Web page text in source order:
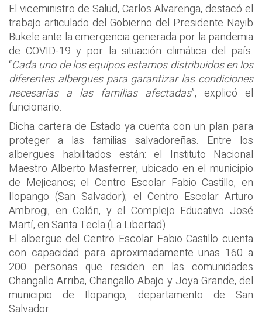
El viceministro de Salud, Carlos Alvarenga, destacó el
trabajo articulado del Gobierno del Presidente Nayib
Bukele ante la emergencia generada por la pandemia
de COVID-19 y por la situación climática del país.
“Cada uno de los equipos estamos distribuidos en los
diferentes albergues para garantizar las condiciones
necesarias a las familias afectadas”, explicó el
funcionario.
Dicha cartera de Estado ya cuenta con un plan para
proteger a las familias salvadoreñas. Entre los
albergues habilitados están: el Instituto Nacional
Maestro Alberto Masferrer, ubicado en el municipio
de Mejicanos; el Centro Escolar Fabio Castillo, en
Ilopango (San Salvador); el Centro Escolar Arturo
Ambrogi, en Colón, y el Complejo Educativo José
Martí, en Santa Tecla (La Libertad).
El albergue del Centro Escolar Fabio Castillo cuenta
con capacidad para aproximadamente unas 160 a
200 personas que residen en las comunidades
Changallo Arriba, Changallo Abajo y Joya Grande, del
municipio de Ilopango, departamento de San
Salvador.